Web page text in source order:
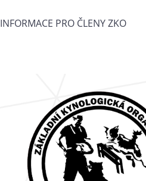
INFORMACE PRO ČLENY ZKO